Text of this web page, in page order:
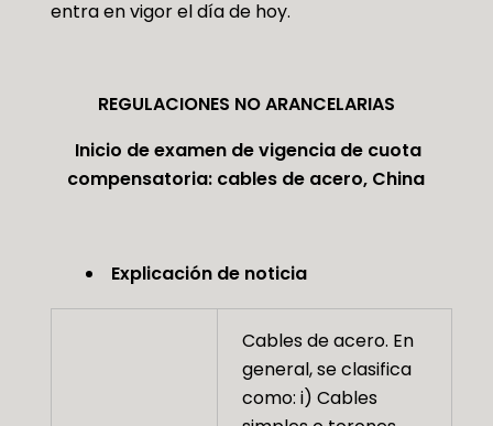
entra en vigor el día de hoy.
REGULACIONES NO ARANCELARIAS
Inicio de examen de vigencia de cuota
compensatoria: cables de acero, China
Explicación de noticia
Cables de acero. En
general, se clasifica
como: i) Cables